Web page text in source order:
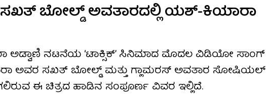
ಸಖತ್ ಬೋಲ್ಡ್ ಅವತಾರದಲ್ಲಿ ಯಶ್​-ಕಿಯಾರಾ
ಅಡ್ವಾಣಿ ನಟನೆಯ ‘ಟಾಕ್ಸಿಕ್’ ಸಿನಿಮಾದ ಮೊದಲ ವಿಡಿಯೋ ಸಾಂಗ್
ಅವರ ಸಖತ್ ಬೋಲ್ಡ್ ಮತ್ತು ಗ್ಲಾಮರಸ್ ಅವತಾರ ಸೋಷಿಯಲ್
ಈ ಚಿತ್ರದ ಹಾಡಿನ ಸಂಪೂರ್ಣ ವಿವರ ಇಲ್ಲಿದೆ.